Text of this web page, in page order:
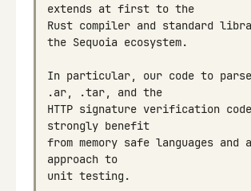
extends at first to the
Rust compiler and standard
the Sequoia ecosystem.
In particular, our code to parse
.ar, .tar, and the
HTTP signature verification code
strongly benefit
from memory safe languages and a
approach to
unit testing .